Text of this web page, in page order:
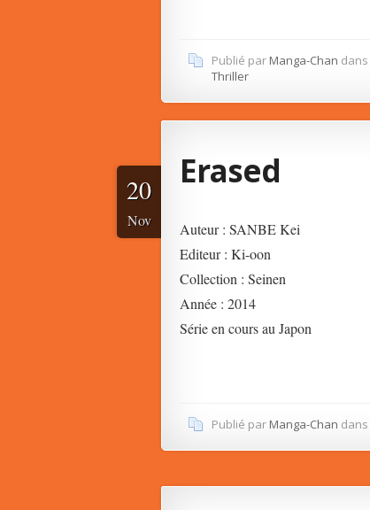
Publié par Manga-Chan dans
Thriller
Erased
20
Nov
Auteur : SANBE Kei
Editeur : Ki-oon
Collection : Seinen
Année : 2014
Série en cours au Japon
Publié parManga-Chan dans